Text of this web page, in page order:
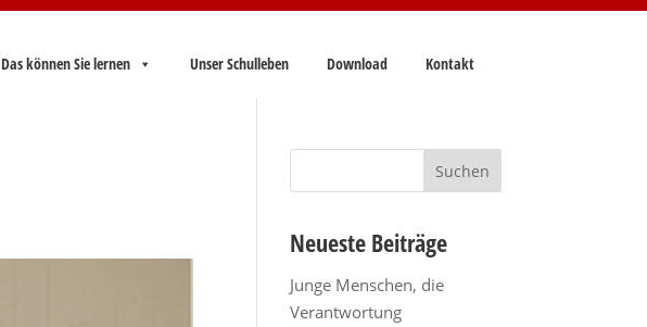
Das können Sie lernen Unser Schulleben Download Kontakt
Suchen
Neueste Beiträge
Junge Menschen, die
Verantwortung